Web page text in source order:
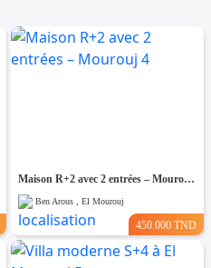
Maison R+2 avec 2 entrées – Mourouj 4
Ben Arous , El Mourouj
450.000 TND